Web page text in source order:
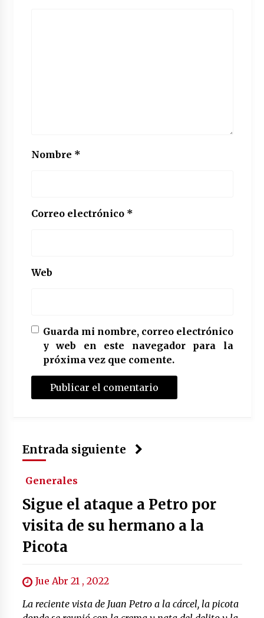
Nombre *
Correo electrónico *
Web
Guarda mi nombre, correo electrónico
y web en este navegador para la
próxima vez que comente.
Entrada siguiente
Generales
Sigue el ataque a Petro por
visita de su hermano a la
Picota
Jue Abr 21 , 2022
La reciente vista de Juan Petro a la cárcel, la picota